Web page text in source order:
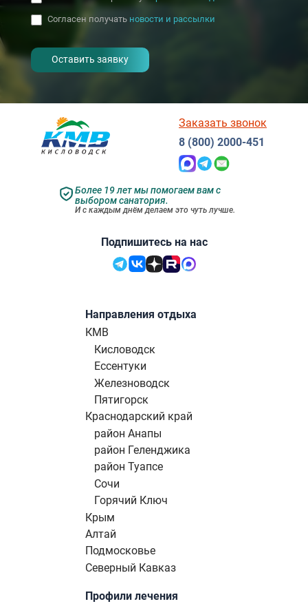
Согласен получать новости и рассылки
Подпишитесь на нас
Более 19 лет мы помогаем вам с
выбором санатория.
И с каждым днём делаем это чуть лучше.
Заказать звонок
8 (800) 2000-451
Направления отдыха
КМВ
Кисловодск
Ессентуки
Железноводск
Пятигорск
Краснодарский край
район Анапы
район Геленджика
район Туапсе
Сочи
Горячий Ключ
Крым
Алтай
Подмосковье
Северный Кавказ
Профили лечения